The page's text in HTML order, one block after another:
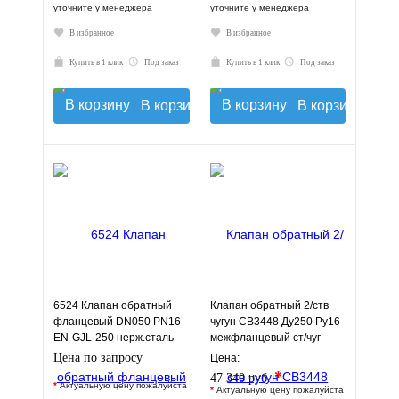
уточните у менеджера
В избранное
Купить в 1 клик Под заказ
В корзину
уточните у менеджера
В избранное
Купить в 1 клик Под заказ
В корзину
6524 Клапан обратный
фланцевый DN050 PN16
EN-GJL-250 нерж.сталь
JAFAR
Цена по запросу
*Актуальную цену пожалуйста
Клапан обратный 2/ств
чугун CB3448 Ду250 Ру16
межфланцевый ст/чуг
T=110 Tecofi CB3448N-
Цена:
47 340 руб.*
* Актуальную цену пожалуйста